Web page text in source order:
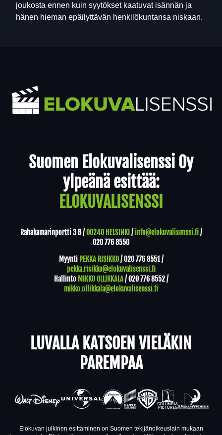
joukosta ennen kuin syytökset kaatuvat isännän ja
hänen hieman epäilyttävän henkilökuntansa niskaan.
Suomen Elokuvalisenssi Oy
ylpeänä esittää:
ELOKUVALISENSSI
Rahakamarinportti 3 B /00240 HELSINKI / info@elokuvalisenssi.fi/
020 776 8550
Myynti PEKKA RISIKKO/020 776 8551/
pekka.risikko@elokuvalisenssi.fi
Hallinto MIKKO OLLIKKALA/020 776 8552/
mikko.ollikkala@elokuvalisenssi.fi
LUVALLA KATSOEN VIELÄKIN
PAREMPAA
Elokuvan julkinen esittäminen on Suomen tekijänoikeuslain mukaan